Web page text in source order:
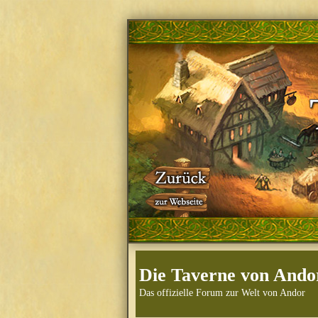
Die Taverne von
Das offizielle Forum zur Welt von Andor